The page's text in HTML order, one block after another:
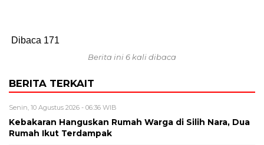
Dibaca 171
Berita ini 6 kali dibaca
BERITA TERKAIT
Senin, 10 Agustus 2026 - 06:36 WIB
‎Kebakaran Hanguskan Rumah Warga di Silih Nara, Dua
Rumah Ikut Terdampak